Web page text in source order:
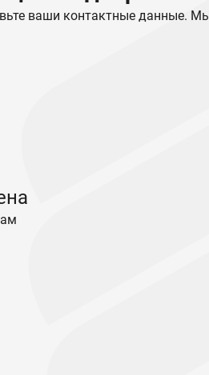
ваши контактные данные.